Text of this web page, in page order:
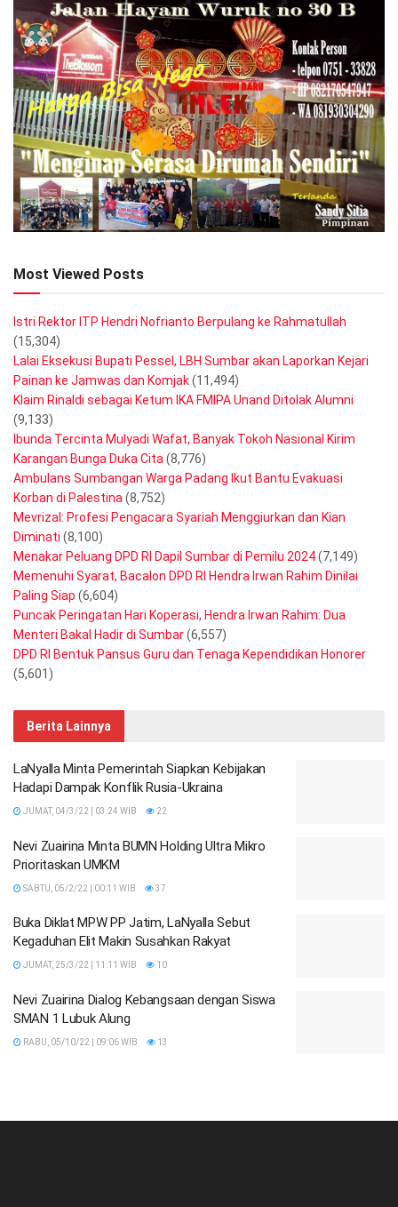
Most Viewed Posts
Istri Rektor ITP Hendri Nofrianto Berpulang ke Rahmatullah
(15,304)
Lalai Eksekusi Bupati Pessel, LBH Sumbar akan Laporkan Kejari
Painan ke Jamwas dan Komjak(11,494)
Klaim Rinaldi sebagai Ketum IKA FMIPA Unand Ditolak Alumni
(9,133)
Ibunda Tercinta Mulyadi Wafat, Banyak Tokoh Nasional Kirim
Karangan Bunga Duka Cita(8,776)
Ambulans Sumbangan Warga Padang Ikut Bantu Evakuasi
Korban di Palestina(8,752)
Mevrizal: Profesi Pengacara Syariah Menggiurkan dan Kian
Diminati (8,100)
Menakar Peluang DPD RI Dapil Sumbar di Pemilu 2024(7,149)
Memenuhi Syarat, Bacalon DPD RI Hendra Irwan Rahim Dinilai
Paling Siap (6,604)
Puncak Peringatan Hari Koperasi, Hendra Irwan Rahim: Dua
Menteri Bakal Hadir di Sumbar(6,557)
DPD RI Bentuk Pansus Guru dan Tenaga Kependidikan Honorer
(5,601)
Berita Lainnya
LaNyalla Minta Pemerintah Siapkan Kebijakan
Hadapi Dampak Konflik Rusia-Ukraina
JUMAT, 04/3/22 | 03:24 WIB 22
Nevi Zuairina Minta BUMN Holding Ultra Mikro
Prioritaskan UMKM
SABTU, 05/2/22 | 00:11 WIB 37
Buka Diklat MPW PP Jatim, LaNyalla Sebut
Kegaduhan Elit Makin Susahkan Rakyat
JUMAT, 25/3/22 | 11:11 WIB 10
Nevi Zuairina Dialog Kebangsaan dengan Siswa
SMAN 1 Lubuk Alung
RABU, 05/10/22 | 09:06 WIB 13